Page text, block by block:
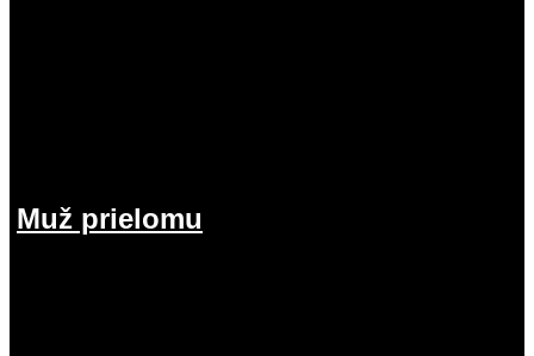
Muž prielomu